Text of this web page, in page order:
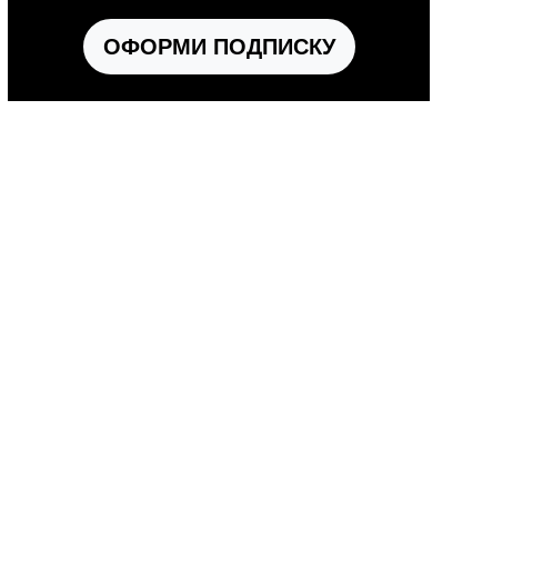
ОФОРМИ ПОДПИСКУ